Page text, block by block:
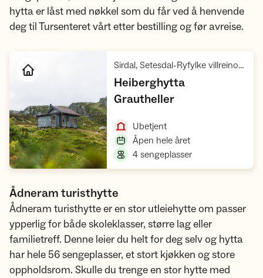
hytta er låst med nøkkel som du får ved å henvende
deg til Tursenteret vårt etter bestilling og før avreise.
Sirdal, Setesdal-Ryfylke villreinområde, Ryfylke
Heiberghytta
Grautheller,
Ubetjent,
Åpen hele året,
4 sengeplasser,
Ådneram turisthytte
Ådneram turisthytte er en stor utleiehytte om passer
ypperlig for både skoleklasser, større lag eller
familietreff. Denne leier du helt for deg selv og hytta
har hele 56 sengeplasser, et stort kjøkken og store
oppholdsrom. Skulle du trenge en stor hytte med